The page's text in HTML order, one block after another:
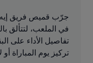
جرّب قميص فريق إيه
في الملعب، لتتألق
تفاصيل الأداء على
تركيز يوم المباراة